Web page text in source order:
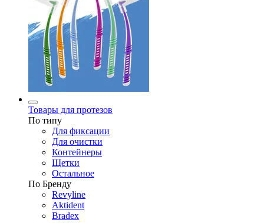
Товары для протезов
По типу
Для фиксации
Для очистки
Контейнеры
Щетки
Остальное
По Бренду
Revyline
Aktident
Bradex